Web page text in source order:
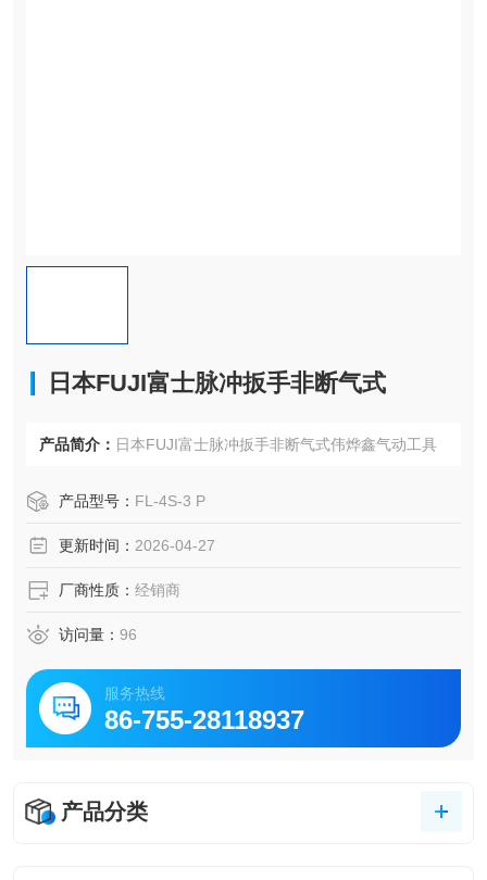
日本FUJI富士脉冲扳手非断气式
产品简介： 日本FUJI富士脉冲扳手非断气式伟烨鑫气动工具
产品型号： FL-4S-3 P
更新时间： 2026-04-27
厂商性质： 经销商
访问量： 96
服务热线
86-755-28118937
产品分类